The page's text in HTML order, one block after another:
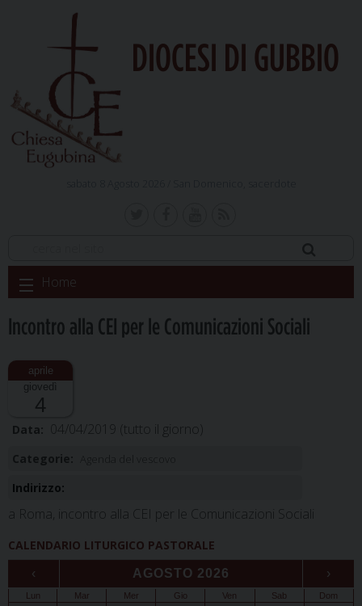
DIOCESI DI GUBBIO
Skip
to
Home
Incontro alla CEI per le Comunicazioni Sociali
giovedì
4
Data: 04/04/2019 (tutto il giorno)
Categorie:
Indirizzo:
a Roma, incontro alla CEI per le Comunicazioni Sociali
CALENDARIO LITURGICO PASTORALE
‹ AGOSTO 2026 ›
Lun Mar Mer Gio Ven Sab Dom